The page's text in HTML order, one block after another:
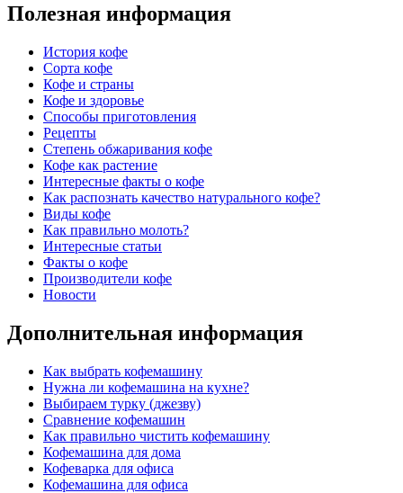
Полезная информация
История кофе
Сорта кофе
Кофе и страны
Кофе и здоровье
Способы приготовления
Рецепты
Степень обжаривания кофе
Кофе как растение
Интересные факты о кофе
Как распознать качество натурального кофе?
Виды кофе
Как правильно молоть?
Интересные статьи
Факты о кофе
Производители кофе
Новости
Дополнительная информация
Как выбрать кофемашину
Нужна ли кофемашина на кухне?
Выбираем турку (джезву)
Сравнение кофемашин
Как правильно чистить кофемашину
Кофемашина для дома
Кофеварка для офиса
Кофемашина для офиса